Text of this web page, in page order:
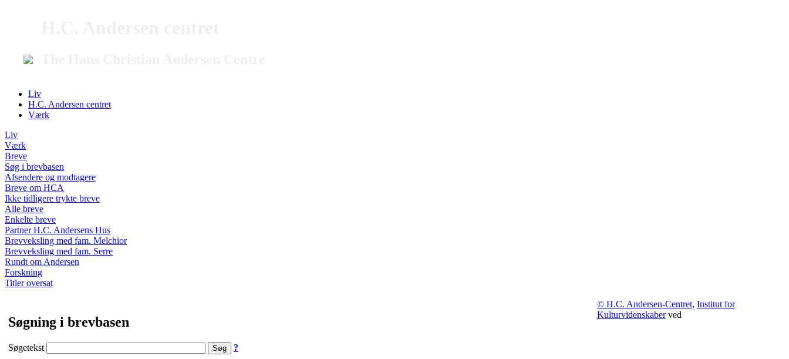
Liv
H.C. Andersen centret
Værk
Liv
Værk
Breve
Søg i brevbasen
Afsendere og modtagere
Breve om HCA
Ikke tidligere trykte breve
Alle breve
Enkelte breve
Partner H.C. Andersens Hus
Brevveksling med fam. Melchior
Brevveksling med fam. Serre
Rundt om Andersen
Forskning
Titler oversat
Søgning i brevbasen
Søgetekst ?
© H.C. Andersen-Centret, Institut for
Kulturvidenskaberved